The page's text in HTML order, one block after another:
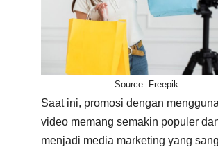
Source: Freepik
Saat ini, promosi dengan
video memang semakin populer
menjadi media marketing yang